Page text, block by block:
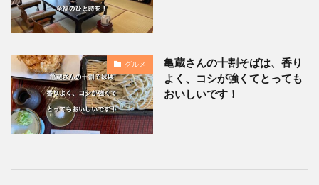
グルメ
亀蔵さんの十割そばは、香り
よく、コシが強くてとっても
おいしいです！